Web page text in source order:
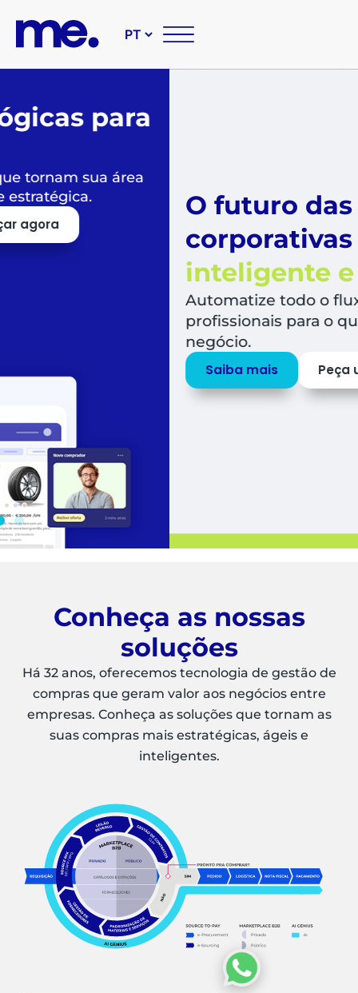
O futuro das suas
corporativas ésimples,
inteligente e sustentável
Automatize todo o fluxo de compras,
profissionais para o que mais agrega valor
Peça umaDEMO
Conheça as nossas
soluções
Há 32 anos, oferecemos tecnologia de gestão de
compras que geram valor aos negócios entre
empresas. Conheça as soluções que tornam as
suas compras mais estratégicas, ágeis e
inteligentes.